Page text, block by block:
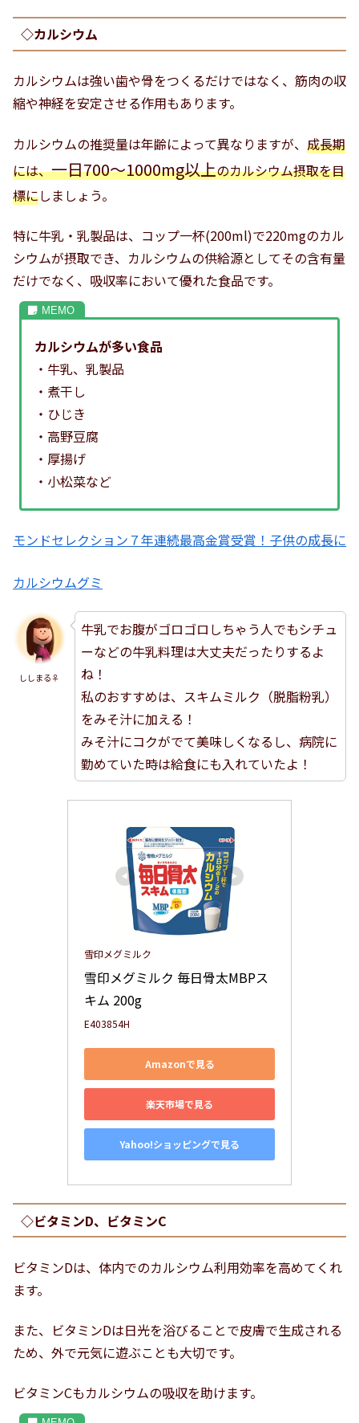
◇カルシウム
カルシウムは強い歯や骨をつくるだけではなく、筋肉の収
縮や神経を安定させる作用もあります。
カルシウムの推奨量は年齢によって異なりますが、 成長期
には、一日700～1000mg以上のカルシウム摂取を目
標にしましょう。
特に牛乳・乳製品は、コップ一杯(200ml)で220mgのカル
シウムが摂取でき、カルシウムの供給源としてその含有量
だけでなく、吸収率において優れた食品です。
カルシウムが多い食品
・牛乳、乳製品
・煮干し
・ひじき
・高野豆腐
・厚揚げ
・小松菜など
モンドセレクション７年連続最高金賞受賞！子供の成長に
カルシウムグミ
ししまる♀
牛乳でお腹がゴロゴロしちゃう人でもシチュ
ーなどの牛乳料理は大丈夫だったりするよ
ね！
私のおすすめは、スキムミルク（脱脂粉乳）
をみそ汁に加える！
みそ汁にコクがでて美味しくなるし、病院に
勤めていた時は給食にも入れていたよ！
雪印メグミルク
雪印メグミルク 毎日骨太MBPス
キム 200g
E403854H
Amazonで見る
楽天市場で見る
Yahoo!ショッピングで見る
◇ビタミンD、ビタミンC
ビタミンDは、体内でのカルシウム利用効率を高めてくれ
ます。
また、ビタミンDは日光を浴びることで皮膚で生成される
ため、外で元気に遊ぶことも大切です。
ビタミンCもカルシウムの吸収を助けます。